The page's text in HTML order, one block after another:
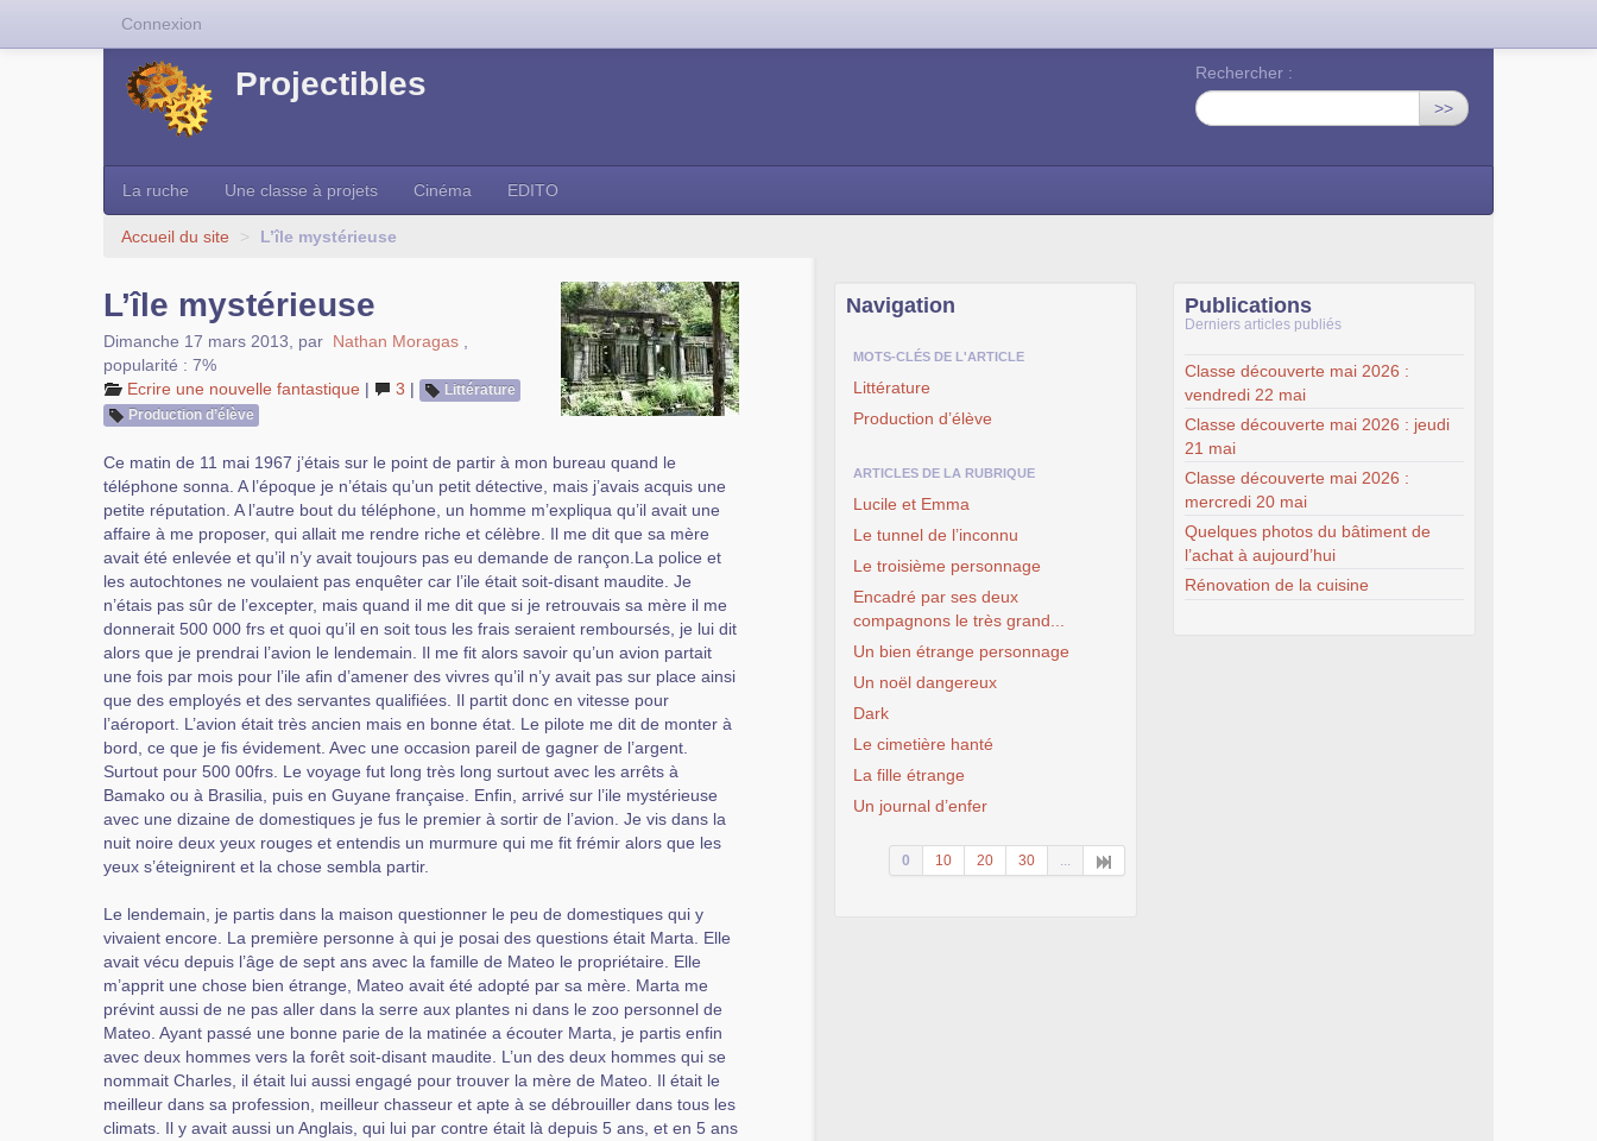
Projectibles
Rechercher :
>>
La ruche Une classe à projets Cinéma EDITO
Accueil du site > L’île mystérieuse
L’île mystérieuse
Dimanche 17 mars 2013 par Nathan Moragas
popularité : 7%
Ecrire une nouvelle fantastique | 3 |
Littérature
Production d’élève
Ce matin de 11 mai 1967 j’étais sur le point de partir à mon bureau quand le
téléphone sonna. A l’époque je n’étais qu’un petit détective, mais j’avais acquis une
petite réputation. A l’autre bout du téléphone, un homme m’expliqua qu’il avait une
affaire à me proposer, qui allait me rendre riche et célèbre. Il me dit que sa mère
avait été enlevée et qu’il n’y avait toujours pas eu demande de rançon.La police et
les autochtones ne voulaient pas enquêter car l’ile était soit-disant maudite. Je
n’étais pas sûr de l’excepter, mais quand il me dit que si je retrouvais sa mère il me
donnerait 500 000 frs et quoi qu’il en soit tous les frais seraient remboursés, je lui dit
alors que je prendrai l’avion le lendemain. Il me fit alors savoir qu’un avion partait
une fois par mois pour l’ile afin d’amener des vivres qu’il n’y avait pas sur place ainsi
que des employés et des servantes qualifiées. Il partit donc en vitesse pour
l’aéroport. L’avion était très ancien mais en bonne état. Le pilote me dit de monter à
bord, ce que je fis évidement. Avec une occasion pareil de gagner de l’argent.
Surtout pour 500 00frs. Le voyage fut long très long surtout avec les arrêts à
Bamako ou à Brasilia, puis en Guyane française. Enfin, arrivé sur l’ile mystérieuse
avec une dizaine de domestiques je fus le premier à sortir de l’avion. Je vis dans la
nuit noire deux yeux rouges et entendis un murmure qui me fit frémir alors que les
yeux s’éteignirent et la chose sembla partir.
Le lendemain, je partis dans la maison questionner le peu de domestiques qui y
vivaient encore. La première personne à qui je posai des questions était Marta. Elle
avait vécu depuis l’âge de sept ans avec la famille de Mateo le propriétaire. Elle
m’apprit une chose bien étrange, Mateo avait été adopté par sa mère. Marta me
prévint aussi de ne pas aller dans la serre aux plantes ni dans le zoo personnel de
Mateo. Ayant passé une bonne parie de la matinée a écouter Marta, je partis enfin
avec deux hommes vers la forêt soit-disant maudite. L’un des deux hommes qui se
nommait Charles, il était lui aussi engagé pour trouver la mère de Mateo. Il était le
meilleur dans sa profession, meilleur chasseur et apte à se débrouiller dans tous les
climats. Il y avait aussi un Anglais, qui lui par contre était là depuis 5 ans, et en 5 ans
Navigation
MOTS-CLÉS DE L'ARTICLE
Littérature
Production d’élève
ARTICLES DE LA RUBRIQUE
Lucile et Emma
Le tunnel de l’inconnu
Le troisième personnage
Encadré par ses deux
compagnons le très grand...
Un bien étrange personnage
Un noël dangereux
Dark
Le cimetière hanté
La fille étrange
Un journal d’enfer
0 10 20 30 ...
Publications
Derniers articles publiés
Classe découverte mai 2026 :
vendredi 22 mai
Classe découverte mai 2026 : jeudi
21 mai
Classe découverte mai 2026 :
mercredi 20 mai
Quelques photos du bâtiment de
l’achat à aujourd’hui
Rénovation de la cuisine
Connexion